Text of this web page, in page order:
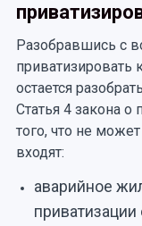
Разобравшись с
приватизировать
остается
Статья 4 закона о
того, что не
входят:
аварийное